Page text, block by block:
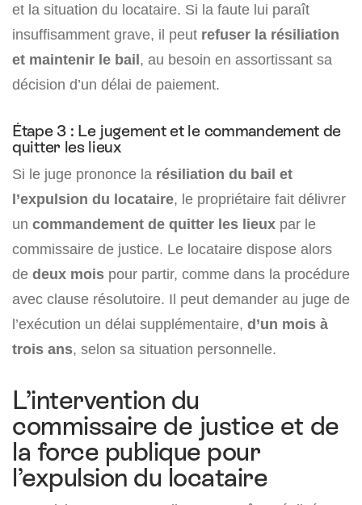
et la situation du locataire. Si la faute lui paraît
insuffisamment grave, il peut refuser la résiliation
et maintenir le bail, au besoin en assortissant sa
décision d’un délai de paiement.
Étape 3 : Le jugement et le commandement de
quitter les lieux
Si le juge prononce la résiliation du bail et
l’expulsion du locataire, le propriétaire fait délivrer
un commandement de quitter les lieux par le
commissaire de justice. Le locataire dispose alors
de deux mois pour partir, comme dans la procédure
avec clause résolutoire. Il peut demander au juge de
l’exécution un délai supplémentaire, d’un mois à
trois ans, selon sa situation personnelle.
L’intervention du
commissaire de justice et de
la force publique pour
l’expulsion du locataire